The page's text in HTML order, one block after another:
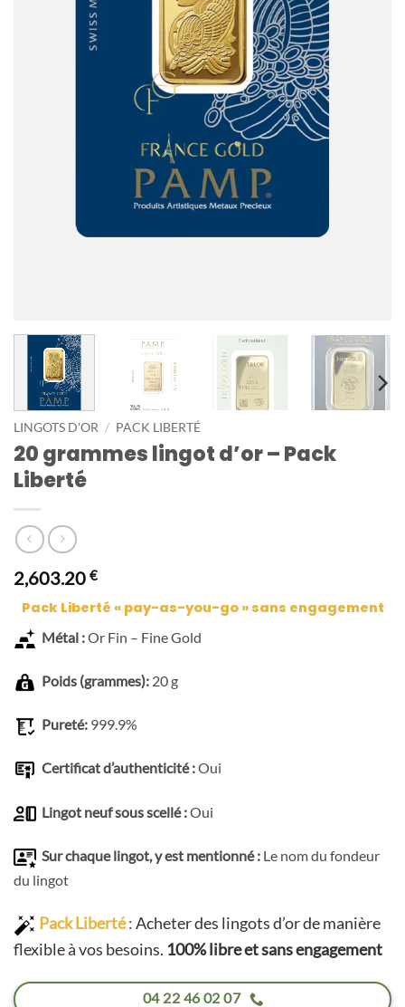
LINGOTS D'OR / PACK LIBERTÉ
20 grammes lingot d’or – Pack
Liberté
2,603.20 €
Pack Liberté « pay-as-you-go » sans engagement
Métal :Or Fin – Fine Gold
Poids (grammes): 20 g
Pureté: 999.9%
Certificat d’authenticité :Oui
Lingot neuf sous scellé :Oui
Sur chaque lingot, y est mentionné : Le nom du fondeur
du lingot
Pack Liberté:Acheter des lingots d’or de manière
flexible à vos besoins. 100% libre et sans engagement
04 22 46 02 07